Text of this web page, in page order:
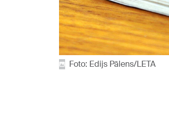
Foto: Edijs Pālens/LETA